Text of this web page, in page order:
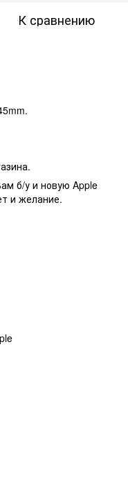
К сравнению
б/у и новую Apple
и желание.